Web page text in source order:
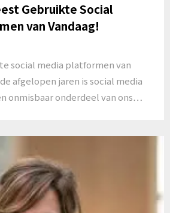
Gebruikte Social
van Vandaag!
social media platformen van
afgelopen jaren is social media
onmisbaar onderdeel van ons…